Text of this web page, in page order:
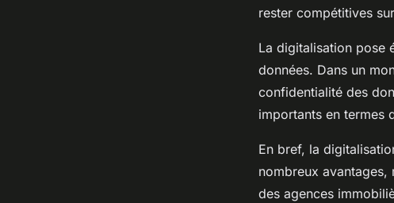
rester compétitives
La digitalisation pose
données. Dans un
confidentialité des
importants en termes
En bref, la
nombreux avantages,
des agences